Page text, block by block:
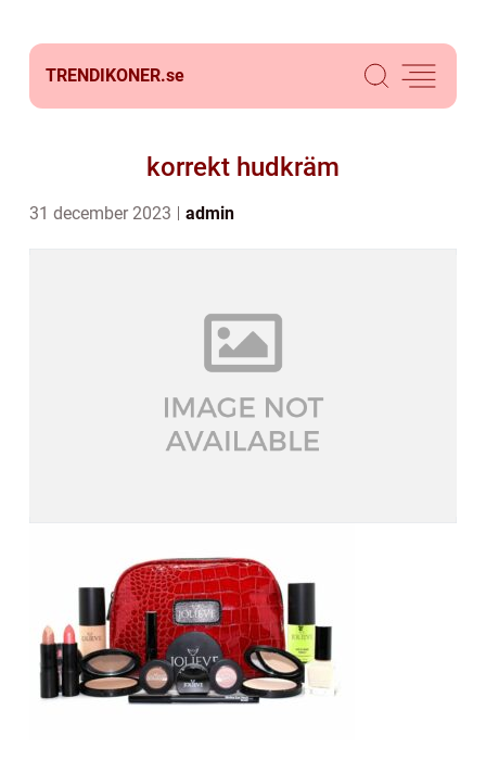
TRENDIKONER.se
korrekt hudkräm
31 december 2023 admin